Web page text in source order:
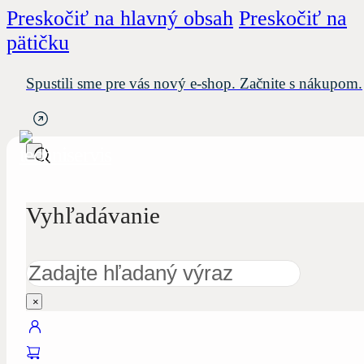
Preskočiť na hlavný obsah Preskočiť na
pätičku
Spustili sme pre vás nový e-shop. Začnite s nákupom.
Vyhľadávanie
Hľadať
×